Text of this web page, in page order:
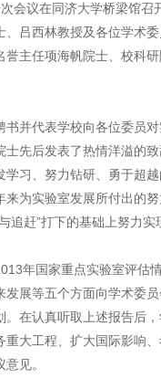
议在同济大学桥梁馆召
吕西林教授及各位学术
主任项海帆院士、校科
并代表学校向各位委员
先后发表了热情洋溢的
习、努力钻研、勇于超
为实验室发展所付出的
赶”打下的基础上努力实
年国家重点实验室评估
展等五个方面向学术委
在认真听取上述报告后
大工程、扩大国际影响
见。